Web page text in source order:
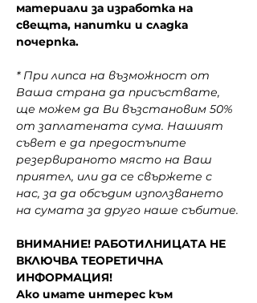
материали за изработка на
свещта, напитки и сладка
почерпка.
* При липса на възможност от
Ваша страна да присъствате,
ще можем да Ви възстановим 50%
от заплатената сума. Нашият
съвет е да предостъпите
резервираното място на Ваш
приятел, или да се свържете с
нас, за да обсъдим използването
на сумата за друго наше събитие.
ВНИМАНИЕ! РАБОТИЛНИЦАТА НЕ
ВКЛЮЧВА ТЕОРЕТИЧНА
ИНФОРМАЦИЯ!
Ако имате интерес към